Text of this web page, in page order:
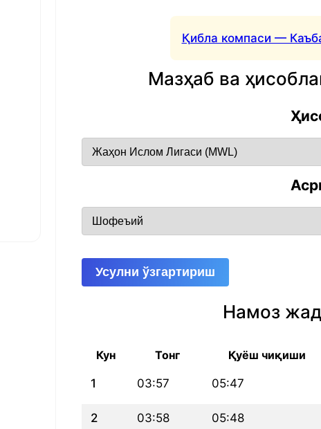
Қибла компаси —
Мазҳаб ва
Усулни ўзгартириш
Намоз
Кун Тонг Қуёш чиқиши
1 03:57 05:47
2 03:58 05:48